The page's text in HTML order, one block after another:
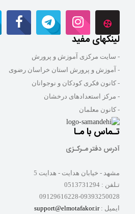
لینکهای مفید
- سایت مرکزی آموزش و پرورش
- آموزش و پرورش استان خراسان رضوی
- کانون فکری کودکان و نوجوانان
- مرکز استعدادهای درخشان
- کانون معلمان
تـماس با مـا
آدرس دفتر مـرکـزی
مشهد - خیابان هدایت - هدایت 5
تـلفن : 0513731294
09129616228-09393250028
ایمیل :support@elmotafakor.ir